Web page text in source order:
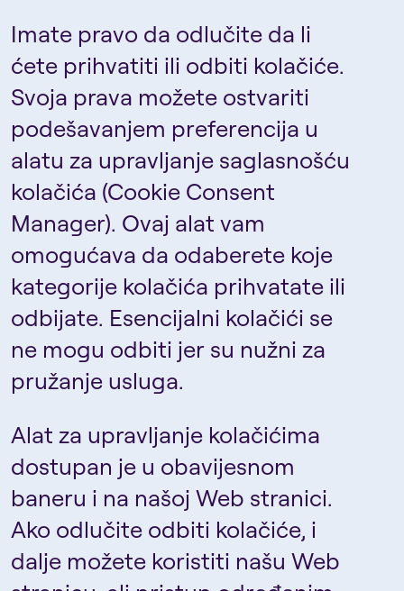
Imate pravo da odlučite da li
ćete prihvatiti ili odbiti kolačiće.
Svoja prava možete ostvariti
podešavanjem preferencija u
alatu za upravljanje saglasnošću
kolačića (Cookie Consent
Manager). Ovaj alat vam
omogućava da odaberete koje
kategorije kolačića prihvatate ili
odbijate. Esencijalni kolačići se
ne mogu odbiti jer su nužni za
pružanje usluga.
Alat za upravljanje kolačićima
dostupan je u obavijesnom
baneru i na našoj Web stranici.
Ako odlučite odbiti kolačiće, i
dalje možete koristiti našu Web